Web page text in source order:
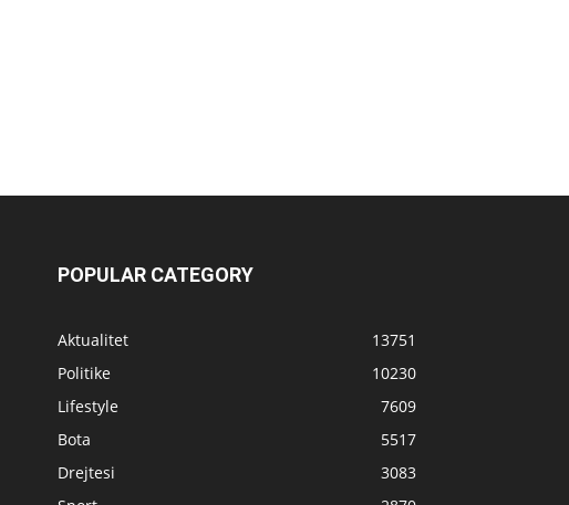
POPULAR CATEGORY
Aktualitet
13751
Politike
10230
Lifestyle
7609
Bota
5517
Drejtesi
3083